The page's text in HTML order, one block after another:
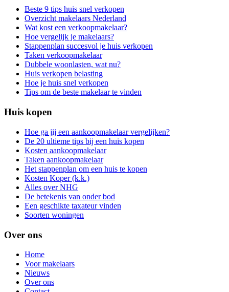
Beste 9 tips huis snel verkopen
Overzicht makelaars Nederland
Wat kost een verkoopmakelaar?
Hoe vergelijk je makelaars?
Stappenplan succesvol je huis verkopen
Taken verkoopmakelaar
Dubbele woonlasten, wat nu?
Huis verkopen belasting
Hoe je huis snel verkopen
Tips om de beste makelaar te vinden
Huis kopen
Hoe ga jij een aankoopmakelaar vergelijken?
De 20 ultieme tips bij een huis kopen
Kosten aankoopmakelaar
Taken aankoopmakelaar
Het stappenplan om een huis te kopen
Kosten Koper (k.k.)
Alles over NHG
De betekenis van onder bod
Een geschikte taxateur vinden
Soorten woningen
Over ons
Home
Voor makelaars
Nieuws
Over ons